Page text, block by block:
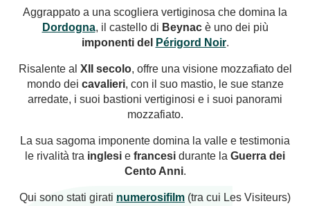
Aggrappato a una scogliera vertiginosa che domina la
Dordogna, il castello di Beynacè uno dei più
imponenti del
Périgord Noir.
Risalente al XII secolo, offre una visione mozzafiato del
mondo dei cavalieri, con il suo mastio, le sue stanze
arredate, i suoi bastioni vertiginosi e i suoi panorami
mozzafiato.
La sua sagoma imponente domina la valle e testimonia
le rivalità tra inglesi e francesi durante la Guerra dei
Cento Anni.
Qui sono stati girati numerosifilm (tra cui Les Visiteurs)